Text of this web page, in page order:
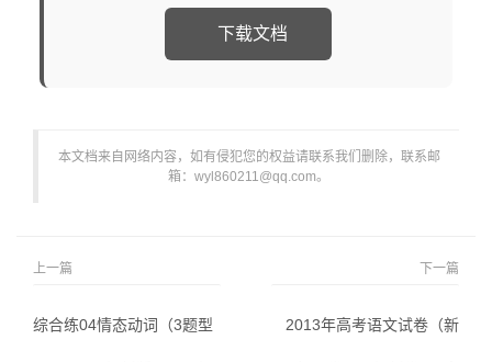
下载文档
本文档来自网络内容，如有侵犯您的权益请联系我们删除，联系邮
箱：wyl860211@qq.com。
上一篇
综合练04情态动词（3题型
下一篇
2013年高考语文试卷（新